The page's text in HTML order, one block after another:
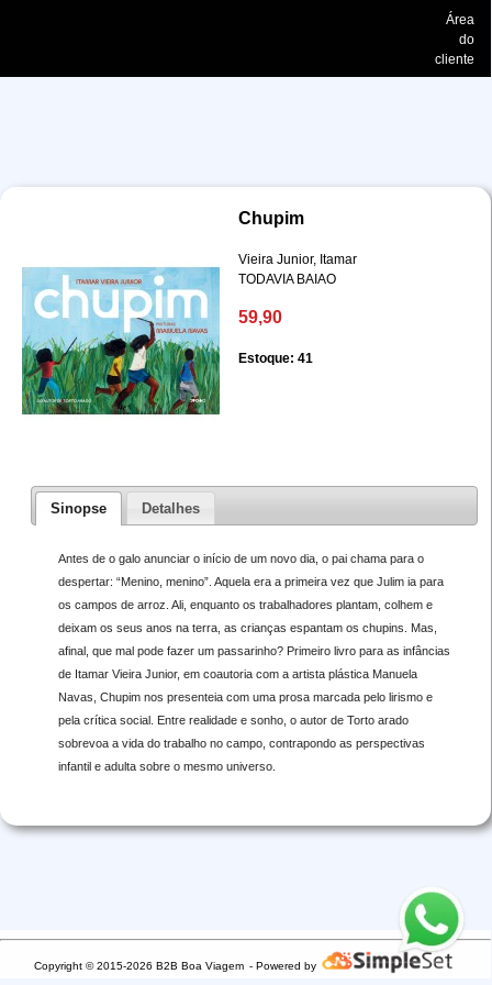
Área
do
cliente
Chupim
Vieira Junior, Itamar
TODAVIA BAIAO
59,90
Estoque: 41
Sinopse Detalhes
Antes de o galo anunciar o início de um novo dia, o pai chama para o
despertar: “Menino, menino”. Aquela era a primeira vez que Julim ia para
os campos de arroz. Ali, enquanto os trabalhadores plantam, colhem e
deixam os seus anos na terra, as crianças espantam os chupins. Mas,
afinal, que mal pode fazer um passarinho? Primeiro livro para as infâncias
de Itamar Vieira Junior, em coautoria com a artista plástica Manuela
Navas, Chupim nos presenteia com uma prosa marcada pelo lirismo e
pela crítica social. Entre realidade e sonho, o autor de Torto arado
sobrevoa a vida do trabalho no campo, contrapondo as perspectivas
infantil e adulta sobre o mesmo universo.
Copyright © 2015-2026 B2B Boa Viagem - Powered by